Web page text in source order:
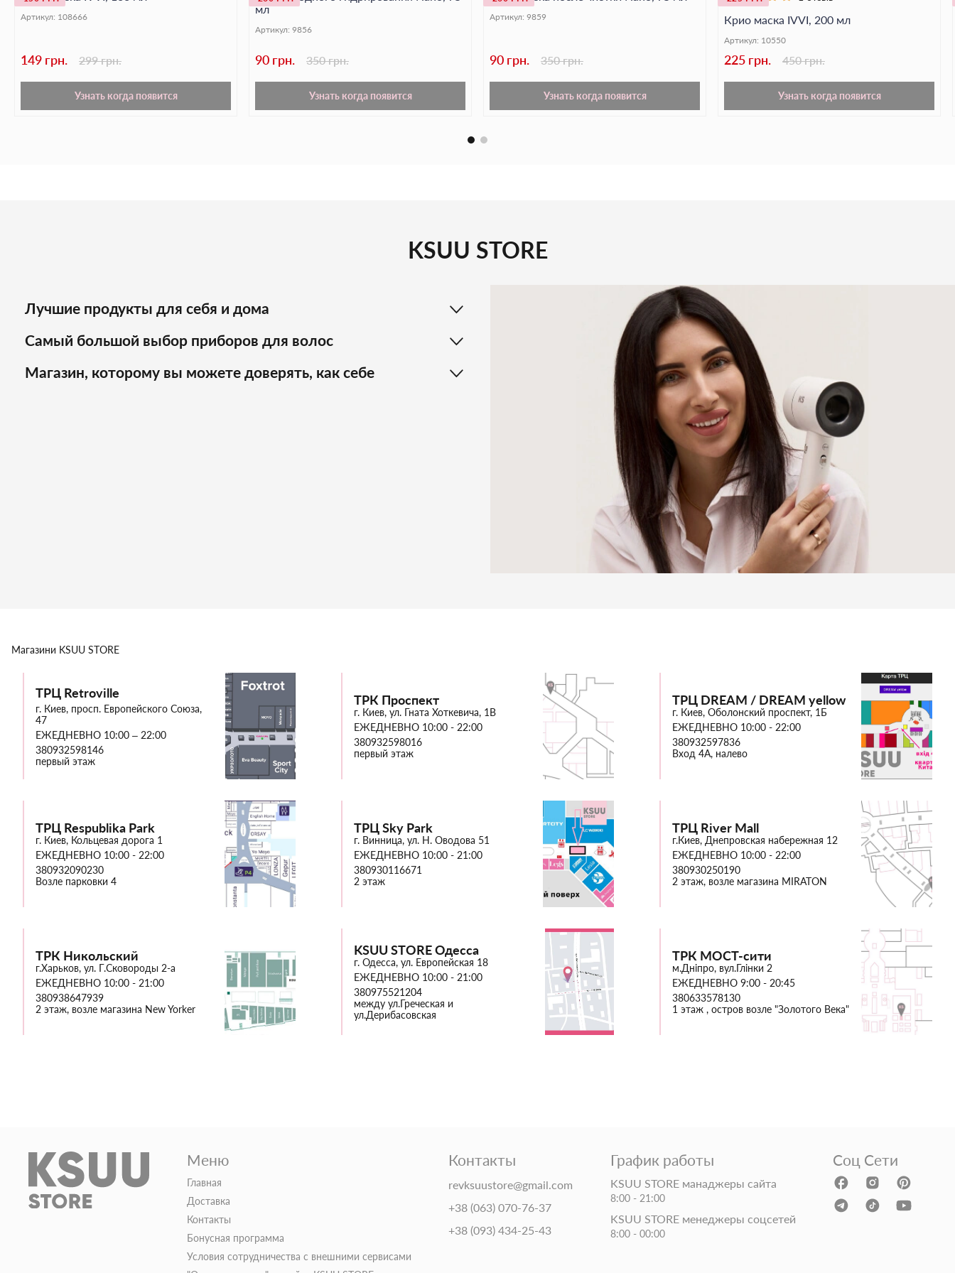
подходит для ухода за кожей после чистки - ваша кожа остаётся мягкой,
гладкой и сияющей!
NANOCODE
Артикул: 108666
149 грн. 299 грн.
Узнать когда появится
мл
Артикул: 9856
90 грн. 350 грн.
Узнать когда появится
Артикул: 9859
90 грн. 350 грн.
Узнать когда появится
Крио маска IVVI, 200 мл
Артикул: 10550
225 грн. 450 грн.
Узнать когда появится
KSUU STORE
Лучшие продукты для себя и дома
Самый большой выбор приборов для волос
Магазин, которому вы можете доверять, как себе
Магазини KSUU STORE
ТРЦ Retroville
г. Киев, просп. Европейского Союза,
47
ЕЖЕДНЕВНО 10:00 – 22:00
380932598146
первый этаж
ТРК Проспект
г. Киев, ул. Гната Хоткевича, 1В
ЕЖЕДНЕВНО 10:00 - 22:00
380932598016
первый этаж
ТРЦ DREAM / DREAM yellow
г. Киев, Оболонский проспект, 1Б
ЕЖЕДНЕВНО 10:00 - 22:00
380932597836
Вход 4А, налево
ТРЦ Respublika Park
г. Киев, Кольцевая дорога 1
ЕЖЕДНЕВНО 10:00 - 22:00
380932090230
Возле парковки 4
ТРЦ Sky Park
г. Винница, ул. Н. Оводова 51
ЕЖЕДНЕВНО 10:00 - 21:00
380930116671
2 этаж
ТРЦ River Mall
г.Киев, Днепровская набережная 12
ЕЖЕДНЕВНО 10:00 - 22:00
380930250190
2 этаж, возле магазина MIRATON
ТРК Никольский
г.Харьков, ул. Г.Сковороды 2-а
ЕЖЕДНЕВНО 10:00 - 21:00
380938647939
2 этаж, возле магазина New Yorker
KSUU STORE Одесса
г. Одесса, ул. Европейская 18
ЕЖЕДНЕВНО 10:00 - 21:00
380975521204
между ул.Греческая и
ул.Дерибасовская
ТРК МОСТ-сити
м.Дніпро, вул.Глінки 2
ЕЖЕДНЕВНО 9:00 - 20:45
380633578130
1 этаж , остров возле "Золотого Века"
Меню
Главная
Доставка
Контакты
Бонусная программа
Условия сотрудничества с внешними сервисами
Контакты
revksuustore@gmail.com
+38 (063) 070-76-37
+38 (093) 434-25-43
График работы
KSUU STORE манаджеры сайта
8:00 - 21:00
KSUU STORE менеджеры соцсетей
8:00 - 00:00
Соц Сети